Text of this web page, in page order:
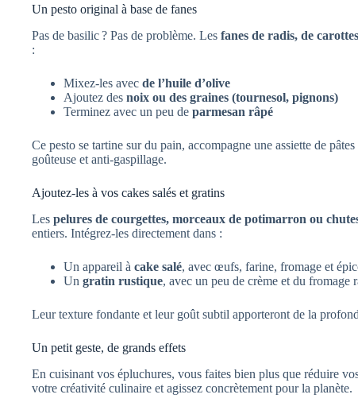
Un pesto original à base de fanes
Pas de basilic ? Pas de problème. Les fanes de radis, de
:
Mixez-les avec de l’huile d’olive
Ajoutez des noix ou des graines (tournesol, pignons)
Terminez avec un peu de parmesan râpé
Ce pesto se tartine sur du pain, accompagne une assiette de
goûteuse et anti-gaspillage.
Ajoutez-les à vos cakes salés et gratins
Les pelures de courgettes, morceaux de potimarron ou
entiers. Intégrez-les directement dans :
Un appareil à cake salé, avec œufs, farine, fromage et
Un gratin rustique, avec un peu de crème et du fromage
Leur texture fondante et leur goût subtil apporteront de la
Un petit geste, de grands effets
En cuisinant vos épluchures, vous faites bien plus que réduire
votre créativité culinaire et agissez concrètement pour la planète.